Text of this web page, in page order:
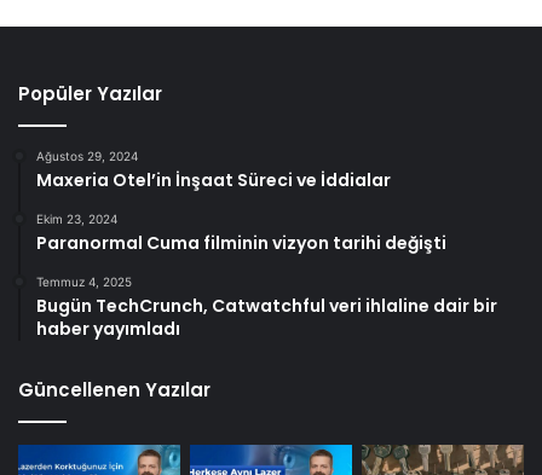
Popüler Yazılar
Ağustos 29, 2024
Maxeria Otel’in İnşaat Süreci ve İddialar
Ekim 23, 2024
Paranormal Cuma filminin vizyon tarihi değişti
Temmuz 4, 2025
Bugün TechCrunch, Catwatchful veri ihlaline dair bir
haber yayımladı
Güncellenen Yazılar